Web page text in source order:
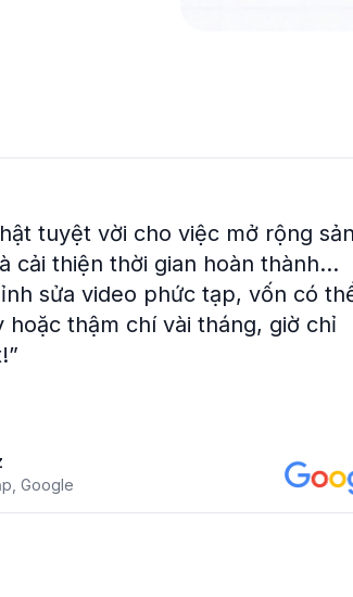
tuyệt vời cho việc mở rộng sản
cải thiện thời gian hoàn thành...
sửa video phức tạp, vốn có
hoặc thậm chí vài tháng, giờ chỉ
”
Google